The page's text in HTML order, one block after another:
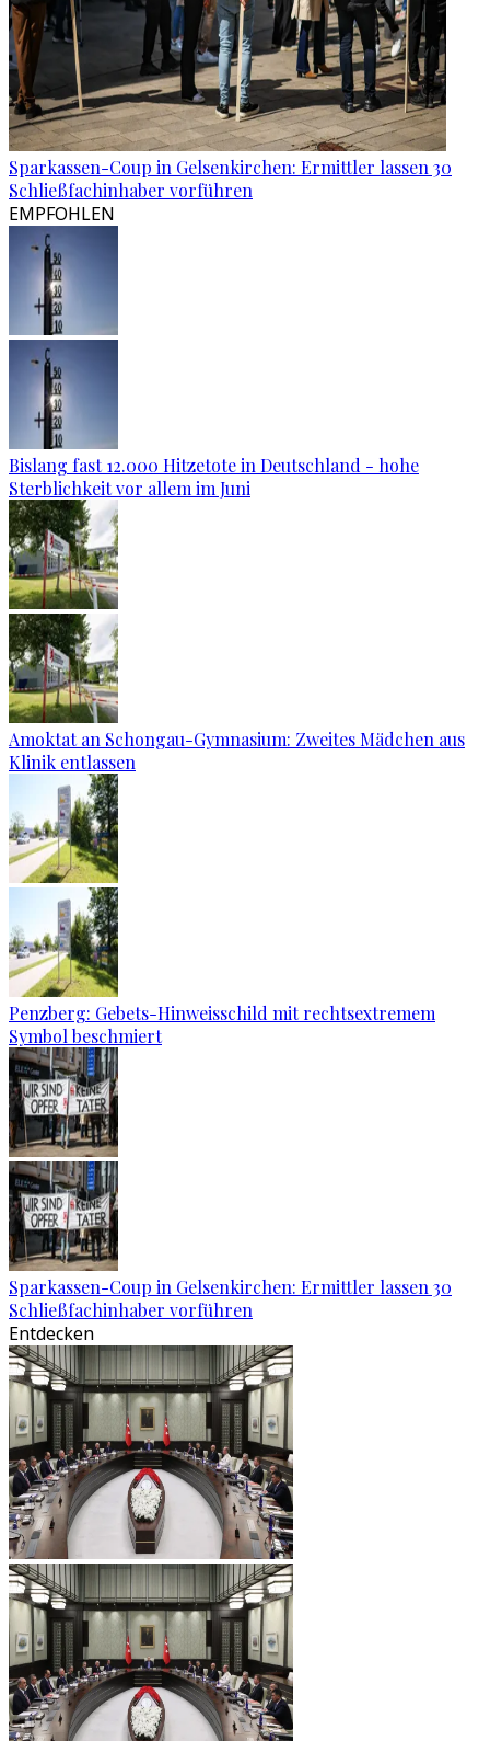
Sparkassen-Coup in Gelsenkirchen: Ermittler lassen 30
Schließfachinhaber vorführen
EMPFOHLEN
Bislang fast 12.000 Hitzetote in Deutschland - hohe
Sterblichkeit vor allem im Juni
Amoktat an Schongau-Gymnasium: Zweites Mädchen aus
Klinik entlassen
Penzberg: Gebets-Hinweisschild mit rechtsextremem
Symbol beschmiert
Sparkassen-Coup in Gelsenkirchen: Ermittler lassen 30
Schließfachinhaber vorführen
Entdecken